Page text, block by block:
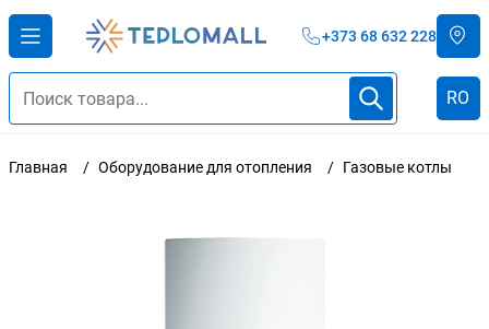
+373 68 632 228
RO
Главная Оборудование для отопления Газовые котлы